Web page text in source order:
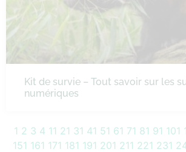
Kit de survie – Tout savoir sur les
numériques
1 2 3 4 11 21 31 41 51 61 71 81 91 101
151 161 171 181 191 201 211 221 231